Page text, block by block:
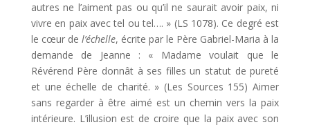
autres ne l’aiment pas ou qu’il ne saurait avoir paix, ni
vivre en paix avec tel ou tel…. » (LS 1078). Ce degré est
le cœur de l’échelle, écrite par le Père Gabriel-Maria à la
demande de Jeanne : « Madame voulait que le
Révérend Père donnât à ses filles un statut de pureté
et une échelle de charité. » (Les Sources 155) Aimer
sans regarder à être aimé est un chemin vers la paix
intérieure. L’illusion est de croire que la paix avec son